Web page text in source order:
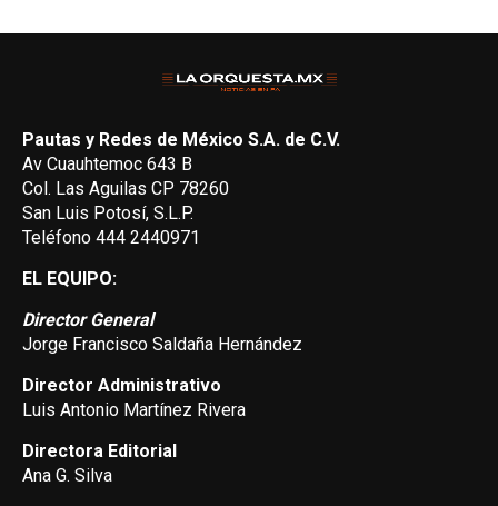
Pautas y Redes de México S.A. de C.V.
Av Cuauhtemoc 643 B
Col. Las Aguilas CP 78260
San Luis Potosí, S.L.P.
Teléfono 444 2440971
EL EQUIPO:
Director General
Jorge Francisco Saldaña Hernández
Director Administrativo
Luis Antonio Martínez Rivera
Directora Editorial
Ana G. Silva